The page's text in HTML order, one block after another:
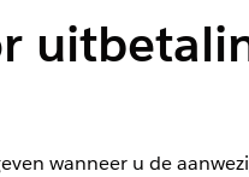
wanneer u de